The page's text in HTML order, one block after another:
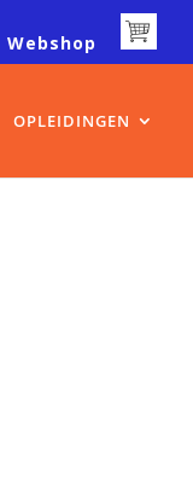
Webshop
OPLEIDINGEN